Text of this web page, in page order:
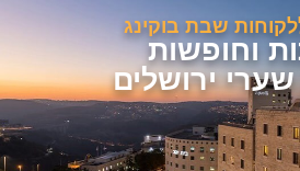
שבת בוקינג
וחופשות
שערי ירושלים